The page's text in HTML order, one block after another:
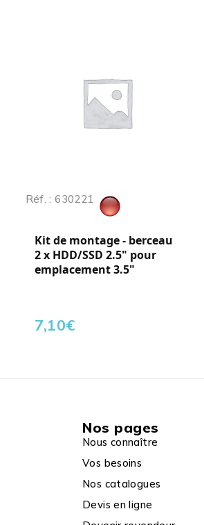
Réf. : 630221
Kit de montage - berceau
2 x HDD/SSD 2.5" pour
emplacement 3.5"
7,10€
Nos pages
Nous connaître
Vos besoins
Nos catalogues
Devis en ligne